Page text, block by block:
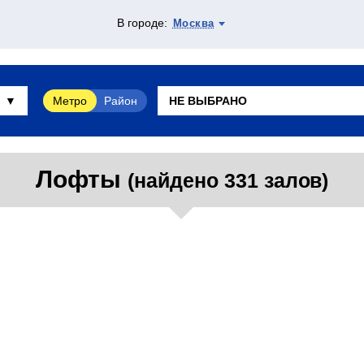
В городе: Москва
Метро Район
Лофты (найдено 331 залов)